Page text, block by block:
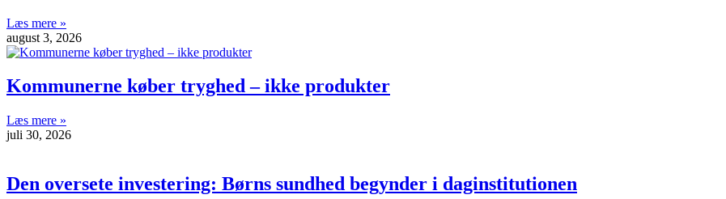
Læs mere »
august 3, 2026
Kommunerne køber tryghed – ikke produkter
Læs mere »
juli 30, 2026
Den oversete investering: Børns sundhed begynder i daginstitutionen